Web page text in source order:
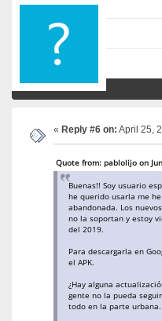
« Reply #6 on: April 25,
Quote from: pablolijo on
Buenas!! Soy usuario
he querido usarla me
abandonada. Los
no la soportan y estoy
del 2019.
Para descargarla en
el APK.
¿Hay alguna
gente no la pueda
todo en la parte urbana.